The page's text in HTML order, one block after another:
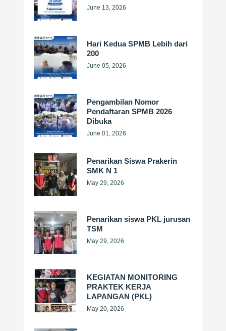
June 13, 2026
Hari Kedua SPMB Lebih dari
200
June 05, 2026
Pengambilan Nomor
Pendaftaran SPMB 2026
Dibuka
June 01, 2026
Penarikan Siswa Prakerin
SMK N 1
May 29, 2026
Penarikan siswa PKL jurusan
TSM
May 29, 2026
KEGIATAN MONITORING
PRAKTEK KERJA
LAPANGAN (PKL)
May 20, 2026